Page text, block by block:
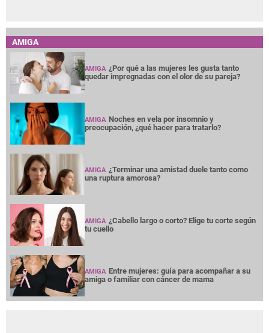
AMIGA
AMIGA ¿Por qué a las mujeres les gusta tanto
quedar impregnadas con el olor de su pareja?
AMIGA Noches en vela por insomnio y
preocupación, ¿qué hacer para tratarlo?
AMIGA ¿Terminar una amistad duele tanto como
una ruptura amorosa?
AMIGA ¿Cabello largo o corto? Elige tu corte según
tu cuello
AMIGA Entre mujeres: guía para acompañar a su
amiga o familiar con cáncer de mama